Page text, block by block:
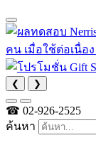
❮ ❯
☎ 02-926-2525
ค้นหา